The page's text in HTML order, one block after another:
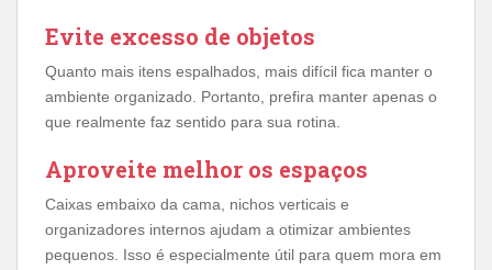
Evite excesso de objetos
Quanto mais itens espalhados, mais difícil fica manter o
ambiente organizado. Portanto, prefira manter apenas o
que realmente faz sentido para sua rotina.
Aproveite melhor os espaços
Caixas embaixo da cama, nichos verticais e
organizadores internos ajudam a otimizar ambientes
pequenos. Isso é especialmente útil para quem mora em